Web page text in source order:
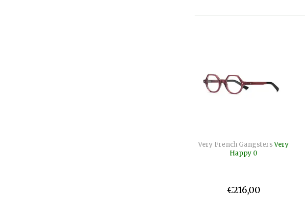
Very French GangstersVery
Happy 0
€216,00